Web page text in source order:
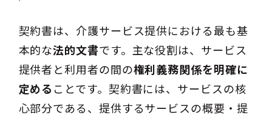
契約書は、介護サービス提供における最も基
本的な法的文書です。主な役割は、サービス
提供者と利用者の間の権利義務関係を明確に
定める ことです。契約書には、サービスの核
心部分である、提供するサービスの概要・提